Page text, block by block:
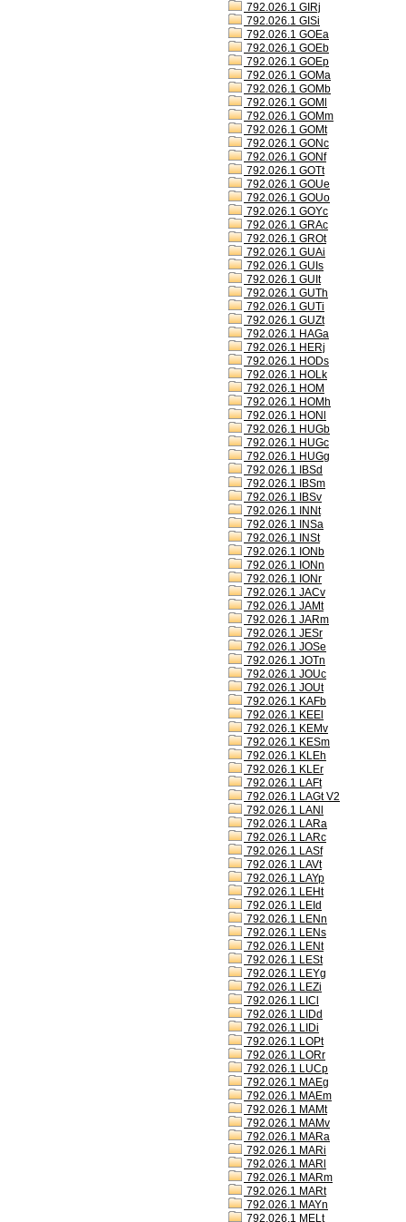
792.026.1 GIRj
792.026.1 GISi
792.026.1 GOEa
792.026.1 GOEb
792.026.1 GOEp
792.026.1 GOMa
792.026.1 GOMb
792.026.1 GOMl
792.026.1 GOMm
792.026.1 GOMt
792.026.1 GONc
792.026.1 GONf
792.026.1 GOTt
792.026.1 GOUe
792.026.1 GOUo
792.026.1 GOYc
792.026.1 GRAc
792.026.1 GROt
792.026.1 GUAi
792.026.1 GUIs
792.026.1 GUIt
792.026.1 GUTh
792.026.1 GUTi
792.026.1 GUZt
792.026.1 HAGa
792.026.1 HERj
792.026.1 HODs
792.026.1 HOLk
792.026.1 HOM
792.026.1 HOMh
792.026.1 HONl
792.026.1 HUGb
792.026.1 HUGc
792.026.1 HUGg
792.026.1 IBSd
792.026.1 IBSm
792.026.1 IBSv
792.026.1 INNt
792.026.1 INSa
792.026.1 INSt
792.026.1 IONb
792.026.1 IONn
792.026.1 IONr
792.026.1 JACv
792.026.1 JAMt
792.026.1 JARm
792.026.1 JESr
792.026.1 JOSe
792.026.1 JOTn
792.026.1 JOUc
792.026.1 JOUt
792.026.1 KAFb
792.026.1 KEEl
792.026.1 KEMv
792.026.1 KESm
792.026.1 KLEh
792.026.1 KLEr
792.026.1 LAFt
792.026.1 LAGt V2
792.026.1 LANl
792.026.1 LARa
792.026.1 LARc
792.026.1 LASf
792.026.1 LAVt
792.026.1 LAYp
792.026.1 LEHt
792.026.1 LEId
792.026.1 LENn
792.026.1 LENs
792.026.1 LENt
792.026.1 LESt
792.026.1 LEYg
792.026.1 LEZi
792.026.1 LICl
792.026.1 LIDd
792.026.1 LIDi
792.026.1 LOPt
792.026.1 LORr
792.026.1 LUCp
792.026.1 MAEg
792.026.1 MAEm
792.026.1 MAMt
792.026.1 MAMv
792.026.1 MARa
792.026.1 MARi
792.026.1 MARl
792.026.1 MARm
792.026.1 MARt
792.026.1 MAYn
792.026.1 MELt